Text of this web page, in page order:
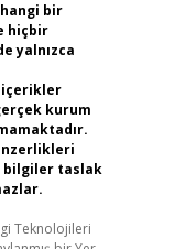
bir
hiçbir
yalnızca
içerikler
kurum
bilgiler taslak
Teknolojileri